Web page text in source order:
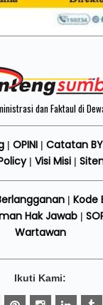
dan Faktaul di
| OPINI Catatan BY
| Visi Misi
| Kode
Hak Jawab|
Wartawan
Ikuti Kami: